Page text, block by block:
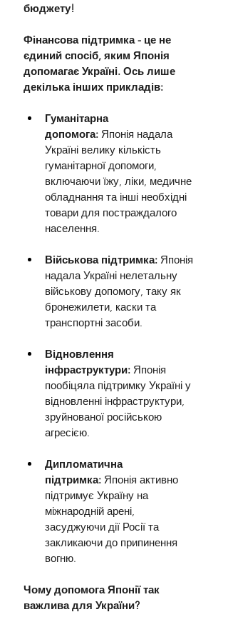
бюджету!
Фінансова підтримка - це не
єдиний спосіб, яким Японія
допомагає Україні. Ось лише
декілька інших прикладів:
Гуманітарна
допомога: Японія надала
Україні велику кількість
гуманітарної допомоги,
включаючи їжу, ліки, медичне
обладнання та інші необхідні
товари для постраждалого
населення.
Військова підтримка: Японія
надала Україні нелетальну
військову допомогу, таку як
бронежилети, каски та
транспортні засоби.
Відновлення
інфраструктури: Японія
пообіцяла підтримку Україні у
відновленні інфраструктури,
зруйнованої російською
агресією.
Дипломатична
підтримка: Японія активно
підтримує Україну на
міжнародній арені,
засуджуючи дії Росії та
закликаючи до припинення
вогню.
Чому допомога Японії так
важлива для України?